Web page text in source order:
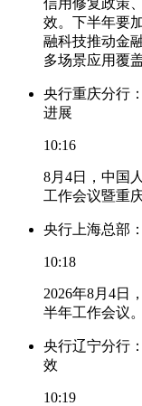
效。下半年要
融科技推动金
多场景应用覆盖
央行重庆分行
进展
10:16
8月4日，中国
工作会议暨重
央行上海总部
10:18
2026年8月4日
半年工作会议。
央行辽宁分行
效
10:19